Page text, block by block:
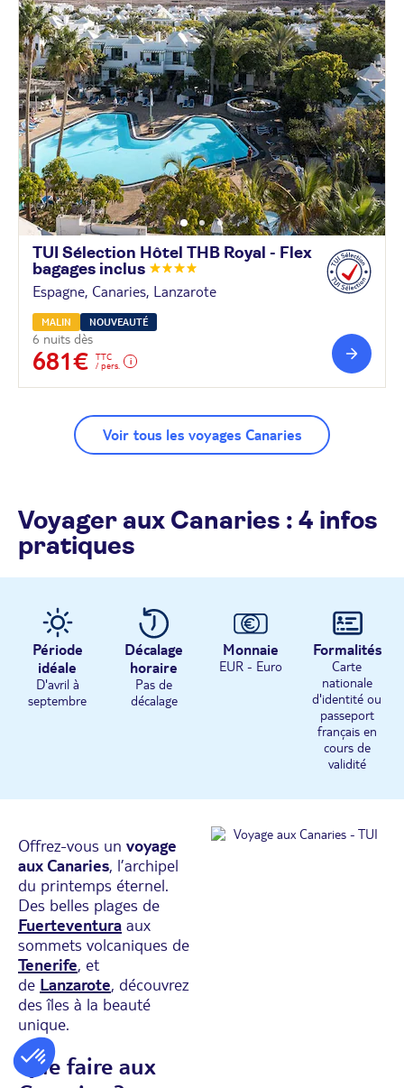
TUI Sélection Hôtel THB Royal - Flex
bagages inclus
Espagne, Canaries, Lanzarote
MALIN NOUVEAUTÉ
6 nuits dès
681€
TTC
/ pers.
Voir tous les voyages Canaries
Voyager aux Canaries : 4 infos
pratiques
Période
idéale
D'avril à
septembre
Décalage
horaire
Pas de
décalage
Monnaie
EUR - Euro
Formalités
Carte
nationale
d'identité ou
passeport
français en
cours de
validité
Offrez-vous un voyage
aux Canaries, l’archipel
du printemps éternel.
Des belles plages de
Fuerteventura aux
sommets volcaniques de
Tenerife, et
de Lanzarote, découvrez
des îles à la beauté
unique.
Que faire aux